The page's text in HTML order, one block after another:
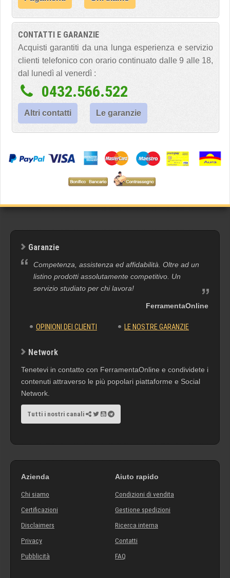
CONTATTI E GARANZIE
Acquisti garantiti da una lunga esperienza e servizio
clienti telefonico con orario continuato dalle 9 alle 18,
dal lunedì al venerdì :
0432.566.522
Altri contatti Le garanzie
Garanzie
Competenza, assistenza ed affidabilità. Oltre ad un
listino prodotti assolutamente competitivo. Un
servizio studiato per chi lavora!
FerramentaOnline
OPINIONI DEI CLIENTI LE NOSTRE GARANZIE
Network
Tenetevi in contatto con FerramentaOnline e condividete i
contenuti attraverso le più popolari piattaforme e Social
Network.
Tutti i nostri canali
Azienda
Chi siamo
Certificazioni
Disclaimers
Privacy
Pubblicità
Aiuto rapido
Condizioni di vendita
Gestione spedizioni
Ricerca interna
Contatti
FAQ